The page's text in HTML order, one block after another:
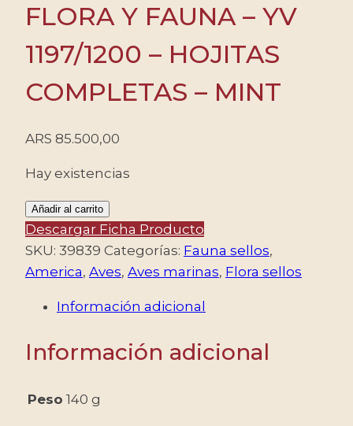
FLORA Y FAUNA – YV
1197/1200 – HOJITAS
COMPLETAS – MINT
ARS 85.500,00
Hay existencias
MALVINAS/SELLOS,
2015
-
LOS
DE
NATURALEZA
FLORA
Añadir al carrito
Descargar Ficha Producto
SKU: 39839 Categorías: Fauna sellos,
America, Aves, Aves marinas, Flora sellos
Información adicional
Información adicional
Peso 140 g